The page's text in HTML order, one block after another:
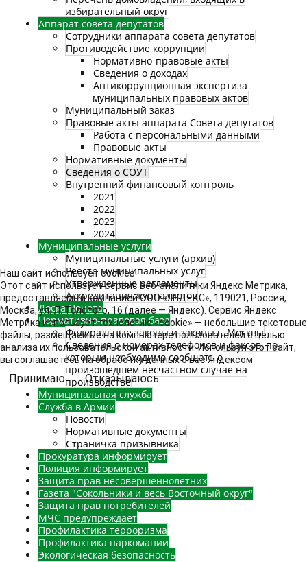
избирательный округ
Аппарат совета депутатов
Сотрудники аппарата совета депутатов
Противодействие коррупции
Нормативно-правовые акты
Сведения о доходах
Антикоррупционная экспертиза
муниципальных правовых актов
Муниципальный заказ
Правовые акты аппарата Совета депутатов
Работа с персональными данными
Правовые акты
Нормативные документы
Сведения о СОУТ
Внутренний финансовый контроль
2021
2022
2023
2024
Муниципальные услуги
Муниципальные услуги (архив)
Реестр муниципальных услуг
Утвержденные регламенты
Аккредитация журналистов
Доска Почёта
Нормативно-правовая база
Федеральные законы и законы г. Москвы
Сведения о номерах телефонов и факсов, по
которым необходимо сообщать о
произошедшем несчастном случае на
производстве
Муниципальная служба
Служба в Армии
Новости
Нормативные документы
Страничка призывника
Прокуратура информирует
Полиция информирует
Защита прав несовершеннолетних
Газета "Сокольники и весь Восточный округ"
Защита прав потребителей
МЧС предупреждает
Профилактика терроризма
Профилактика наркомании
Экологическая безопасность
Наш сайт использует cookies
Этот сайт использует сервис веб-аналитики Яндекс Метрика,
предоставляемый компанией ООО «ЯНДЕКС», 119021, Россия,
Москва, ул. Л. Толстого, 16 (далее — Яндекс). Сервис Яндекс
Метрика использует технологию «cookie» — небольшие текстовые
файлы, размещаемые на компьютере пользователей с целью
анализа их пользовательской активности. Используя этот сайт,
вы соглашаетесь на обработку данных о вас Яндексом
Принимаю Отказываюсь